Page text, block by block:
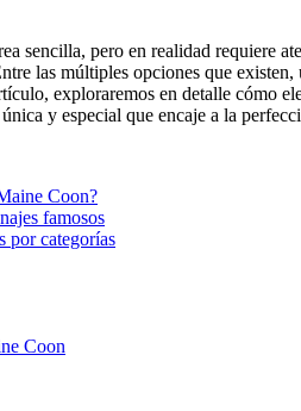
sencilla, pero en realidad requiere
las múltiples opciones que
exploraremos en detalle cómo
y especial que encaje a la
Coon?
famosos
por categorías
Coon